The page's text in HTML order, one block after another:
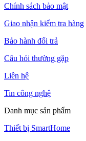
Chính sách bảo mật
Giao nhận kiểm tra hàng
Bảo hành đổi trả
Câu hỏi thường gặp
Liên hệ
Tin công nghệ
Danh mục sản phẩm
Thiết bị SmartHome